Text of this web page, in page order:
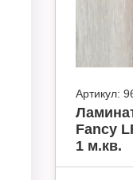
Артикул:
Fancy
1 м.кв.